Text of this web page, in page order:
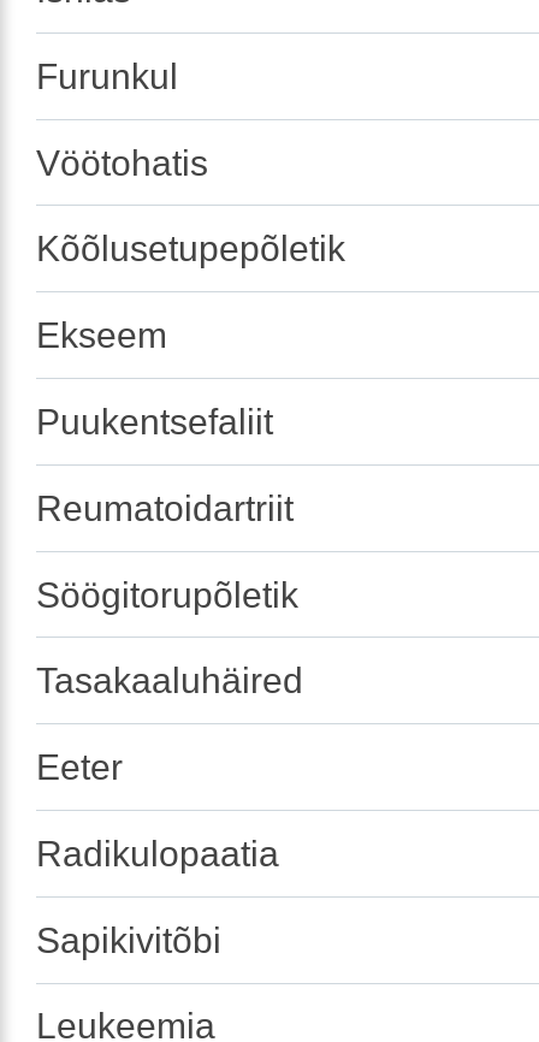
Furunkul
Vöötohatis
Kõõlusetupepõletik
Ekseem
Puukentsefaliit
Reumatoidartriit
Söögitorupõletik
Tasakaaluhäired
Eeter
Radikulopaatia
Sapikivitõbi
Leukeemia